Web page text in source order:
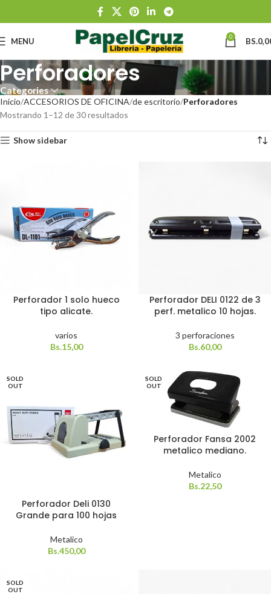
MENU 0 BS.
Perforadores
Categories
Inicio ACCESORIOS DE OFICINA de escritorio Perforadores
Mostrando 1–12 de 30 resultados
Show sidebar
Perforador 1 solo hueco
tipo alicate.
varios
Bs.15,00
Perforador DELI 0122 de 3
perf. metalico 10 hojas.
3 perforaciones
Bs.60,00
SOLD
OUT
Perforador Deli 0130
Grande para 100 hojas
Metalico
Bs.450,00
SOLD
OUT
Perforador Fansa 2002
metalico mediano.
Metalico
Bs.22,50
SOLD
OUT